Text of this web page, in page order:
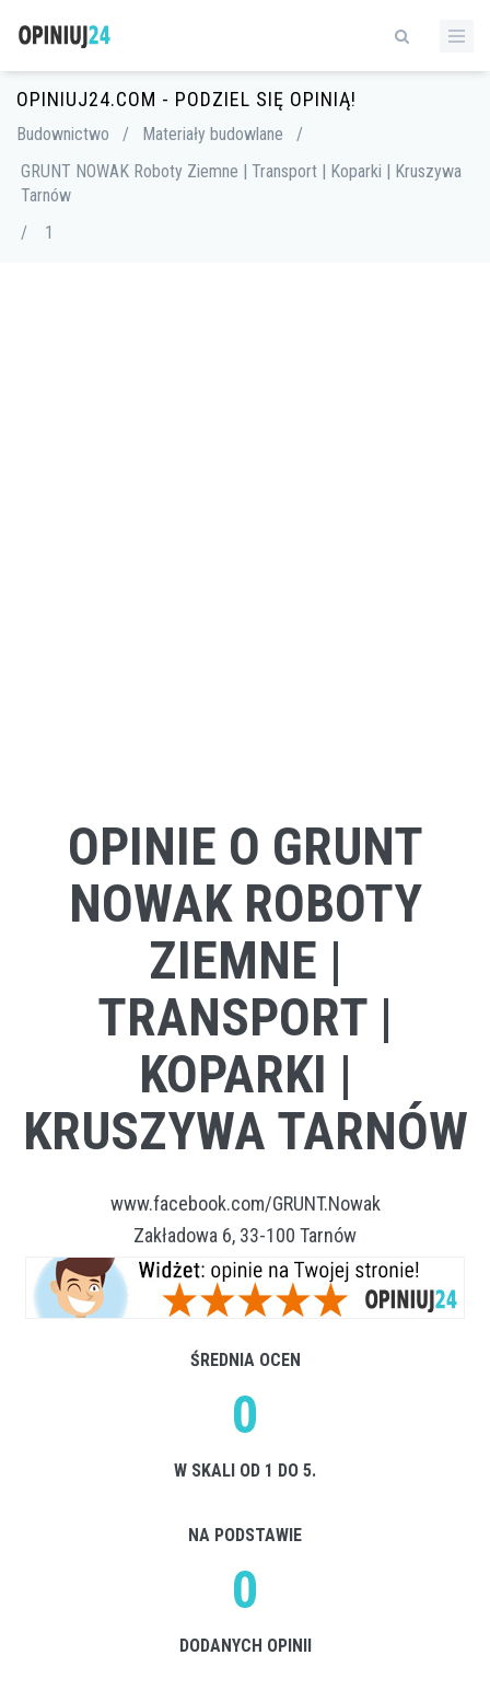
OPINIUJ24.COM - PODZIEL SIĘ OPINIĄ!
Budownictwo / Materiały budowlane
/
GRUNT NOWAK Roboty Ziemne | Transport | Koparki | Kruszywa
Tarnów
/
1
OPINIE O GRUNT
NOWAK ROBOTY
ZIEMNE |
TRANSPORT |
KOPARKI |
KRUSZYWA TARNÓW
www.facebook.com/GRUNT.Nowak
Zakładowa 6, 33-100 Tarnów
ŚREDNIA OCEN
0
W SKALI OD 1 DO 5.
NA PODSTAWIE
0
DODANYCH OPINII